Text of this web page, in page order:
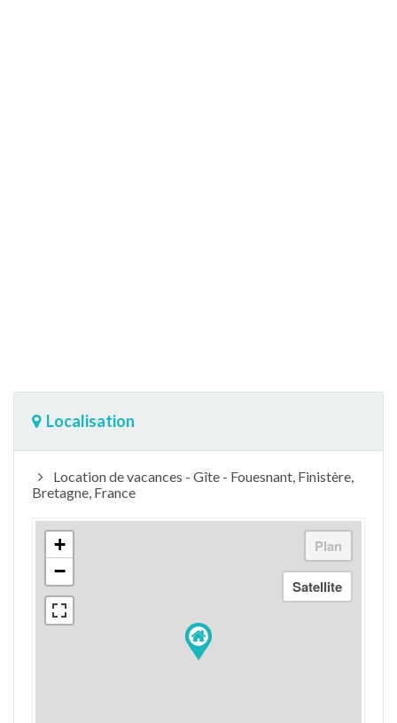
Localisation
Location de vacances - Gîte - Fouesnant, Finistère,
Bretagne, France
+
−